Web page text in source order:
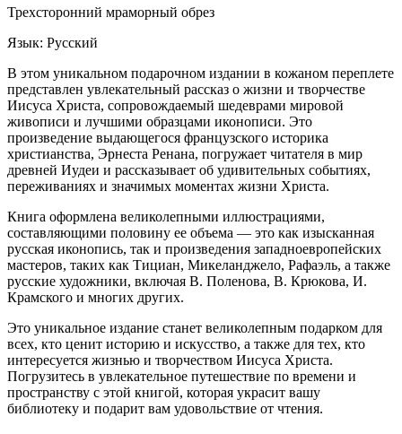
Трехсторонний мраморный обрез
Язык: Русский
В этом уникальном подарочном издании в кожаном переплете
представлен увлекательный рассказ о жизни и творчестве
Иисуса Христа, сопровождаемый шедеврами мировой
живописи и лучшими образцами иконописи. Это
произведение выдающегося французского историка
христианства, Эрнеста Ренана, погружает читателя в мир
древней Иудеи и рассказывает об удивительных событиях,
переживаниях и значимых моментах жизни Христа.
Книга оформлена великолепными иллюстрациями,
составляющими половину ее объема — это как изысканная
русская иконопись, так и произведения западноевропейских
мастеров, таких как Тициан, Микеланджело, Рафаэль, а также
русские художники, включая В. Поленова, В. Крюкова, И.
Крамского и многих других.
Это уникальное издание станет великолепным подарком для
всех, кто ценит историю и искусство, а также для тех, кто
интересуется жизнью и творчеством Иисуса Христа.
Погрузитесь в увлекательное путешествие по времени и
пространству с этой книгой, которая украсит вашу
библиотеку и подарит вам удовольствие от чтения.